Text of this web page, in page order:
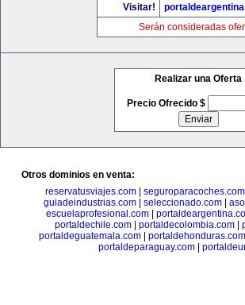
Visitar!
Serán consideradas
Realizar una Oferta
Precio Ofrecido $
Otros dominios en venta:
reservatusviajes.com| seguroparacoches.com
guiadeindustrias.com
seleccionado.com
escuelaprofesional.com
portaldechile.com
portaldecolombia.com
portaldeguatemala.com
portaldehonduras.com
portaldeparaguay.com